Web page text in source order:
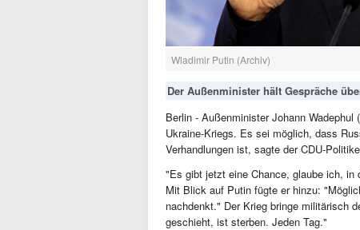
Wladimir Putin (Archiv)
Der Außenminister hält Gespräche
Berlin - Außenminister Johann
Ukraine-Kriegs. Es sei möglich, dass
Verhandlungen ist, sagte der CDU-
"Es gibt jetzt eine Chance, glaube ich, in
Mit Blick auf Putin fügte er hinzu:
nachdenkt." Der Krieg bringe militärisch
geschieht, ist sterben. Jeden Tag."